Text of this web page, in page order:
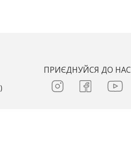
)
ПРИЄДНУЙСЯ ДО НАС